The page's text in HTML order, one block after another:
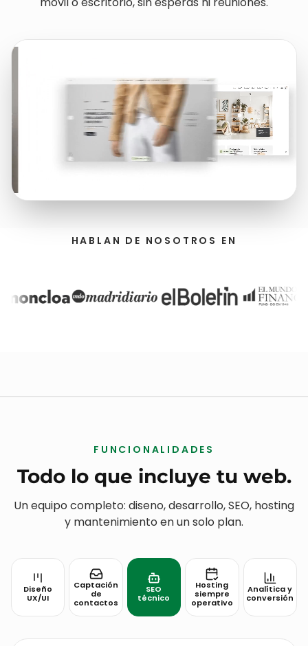
HABLAN DE NOSOTROS EN
FUNCIONALIDADES
Todo lo que incluye tu web.
Un equipo completo: diseno, desarrollo, SEO, hosting
y mantenimiento en un solo plan.
Diseño
UX/UI
Captación
de
contactos
SEO
técnico
Hosting
siempre
operativo
Analítica y
conversión